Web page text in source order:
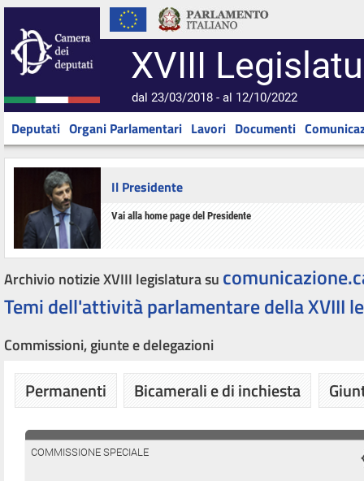
XVIII
dal 23/03/2018 - al 12/10/2022
Deputati Organi Parlamentari Lavori Documenti
Il Presidente
Vai alla home page del Presidente
Archivio notizie XVIII legislatura su
Temi dell'attività parlamentare della XVIII
Commissioni, giunte e delegazioni
Permanenti Bicamerali e di inchiesta
COMMISSIONE SPECIALE